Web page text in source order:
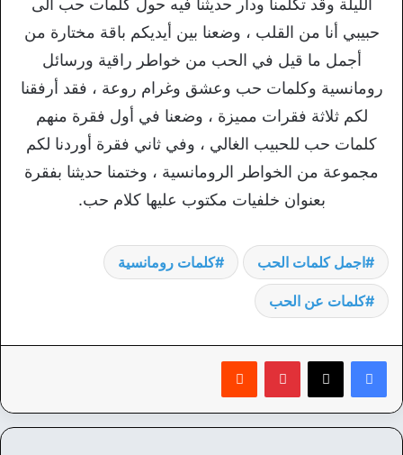
حبيبي أنا من القلب ، وضعنا بين أيديكم باقة مختارة من
أجمل ما قيل في الحب من خواطر راقية ورسائل
رومانسية وكلمات حب وعشق وغرام روعة ، فقد أرفقنا
لكم ثلاثة فقرات مميزة ، وضعنا في أول فقرة منهم
كلمات حب للحبيب الغالي ، وفي ثاني فقرة أوردنا لكم
مجموعة من الخواطر الرومانسية ، وختمنا حديثنا بفقرة
بعنوان خلفيات مكتوب عليها كلام حب.
اجمل كلمات الحب كلمات رومانسية
كلمات عن الحب
بينتيريست